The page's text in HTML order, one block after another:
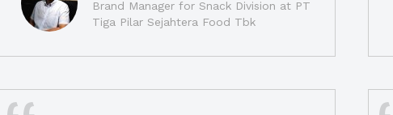
Brand Manager for Snack Division at PT
Tiga Pilar Sejahtera Food Tbk